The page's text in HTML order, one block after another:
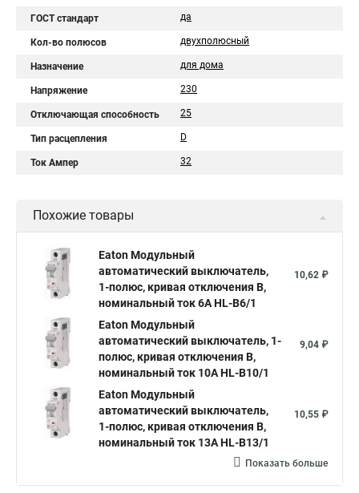
ГОСТ стандарт да
Кол-во полюсов двухполюсный
Назначение для дома
Напряжение 230
Отключающая способность 25
Тип расцепления D
Ток Ампер 32
Похожие товары
Eaton Модульный
автоматический выключатель,
1-полюс, кривая отключения B,
номинальный ток 6А HL-B6/1
10,62 ₽
Eaton Модульный
автоматический выключатель, 1-
полюс, кривая отключения B,
номинальный ток 10А HL-B10/1
9,04 ₽
Eaton Модульный
автоматический выключатель,
1-полюс, кривая отключения B,
номинальный ток 13А HL-B13/1
10,55 ₽
Показать больше